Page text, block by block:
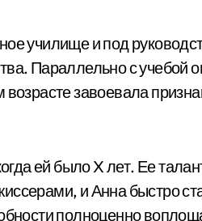
училище и под
Параллельно с учебой
завоевала
ей было X лет. Ее
и Анна быстро
полноценно